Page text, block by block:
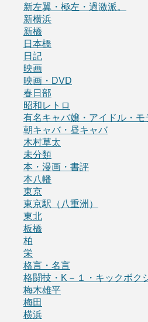
新左翼・極左・過激派。
新横浜
新橋
日本橋
日記
映画
映画・DVD
春日部
昭和レトロ
有名キャバ嬢・アイドル・モ
朝キャバ・昼キャバ
木村草太
未分類
本・漫画・書評
本八幡
東京
東京駅（八重洲）
東北
板橋
柏
栄
格言・名言
格闘技・K－１・キックボク
梅木雄平
梅田
横浜